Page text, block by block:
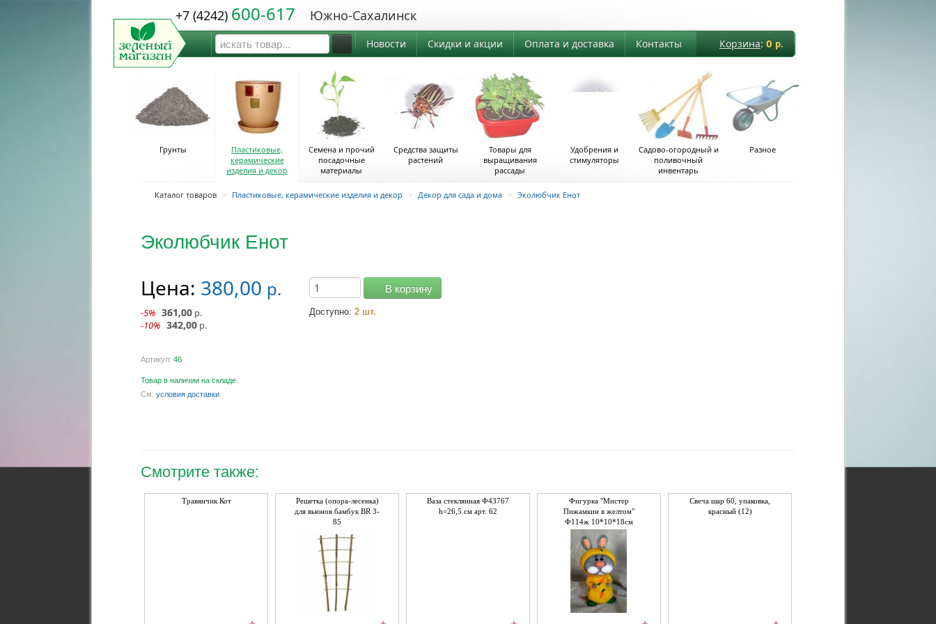
+7 (4242) 600-617 Южно-Сахалинск
Корзина: 0 р.
Новости Скидки и акции Оплата и доставка Контакты
Грунты
Пластиковые,
керамические
изделия и декор
Семена и прочий
посадочные
материалы
Средства защиты
растений
Товары для
выращивания
рассады
Удобрения и
стимуляторы
Садово-огородный и
поливочный
инвентарь
Разное
Каталог товаров > Пластиковые, керамические изделия и декор > Декор для сада и дома > Эколюбчик Енот
Эколюбчик Енот
Цена: 380,00 р.
-5% 361,00 р.
-10% 342,00 р.
В корзину
Доступно: 2 шт.
Артикул: 46
Товар в наличии на складе.
См. условия доставки
Смотрите также:
Травянчик Кот
Решетка (опора-лесенка)
для вьюнов бамбук ВR 3-
85
Ваза стеклянная Ф43767
h=26,5 см арт. 62
Фигурка "Мистер
Пижамкин в желтом"
Ф114ж 10*10*18см
Свеча шар 60, упаковка,
красный (12)